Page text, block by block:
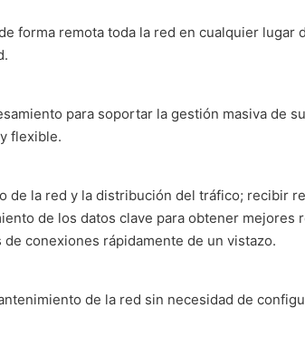
forma remota toda la red en cualquier lugar
para soportar la gestión masiva de
flexible.
de la red y la distribución del tráfico; recibir
de los datos clave para obtener mejores
conexiones rápidamente de un vistazo.
de la red sin necesidad de